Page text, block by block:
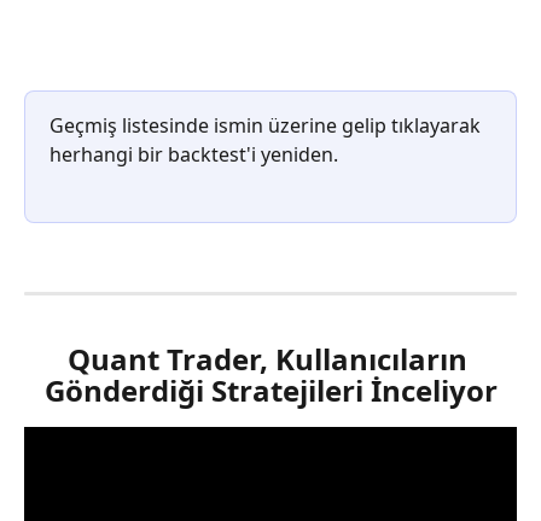
Geçmiş listesinde ismin üzerine gelip tıklayarak
herhangi bir backtest'i yeniden.
Quant Trader, Kullanıcıların
Gönderdiği Stratejileri İnceliyor